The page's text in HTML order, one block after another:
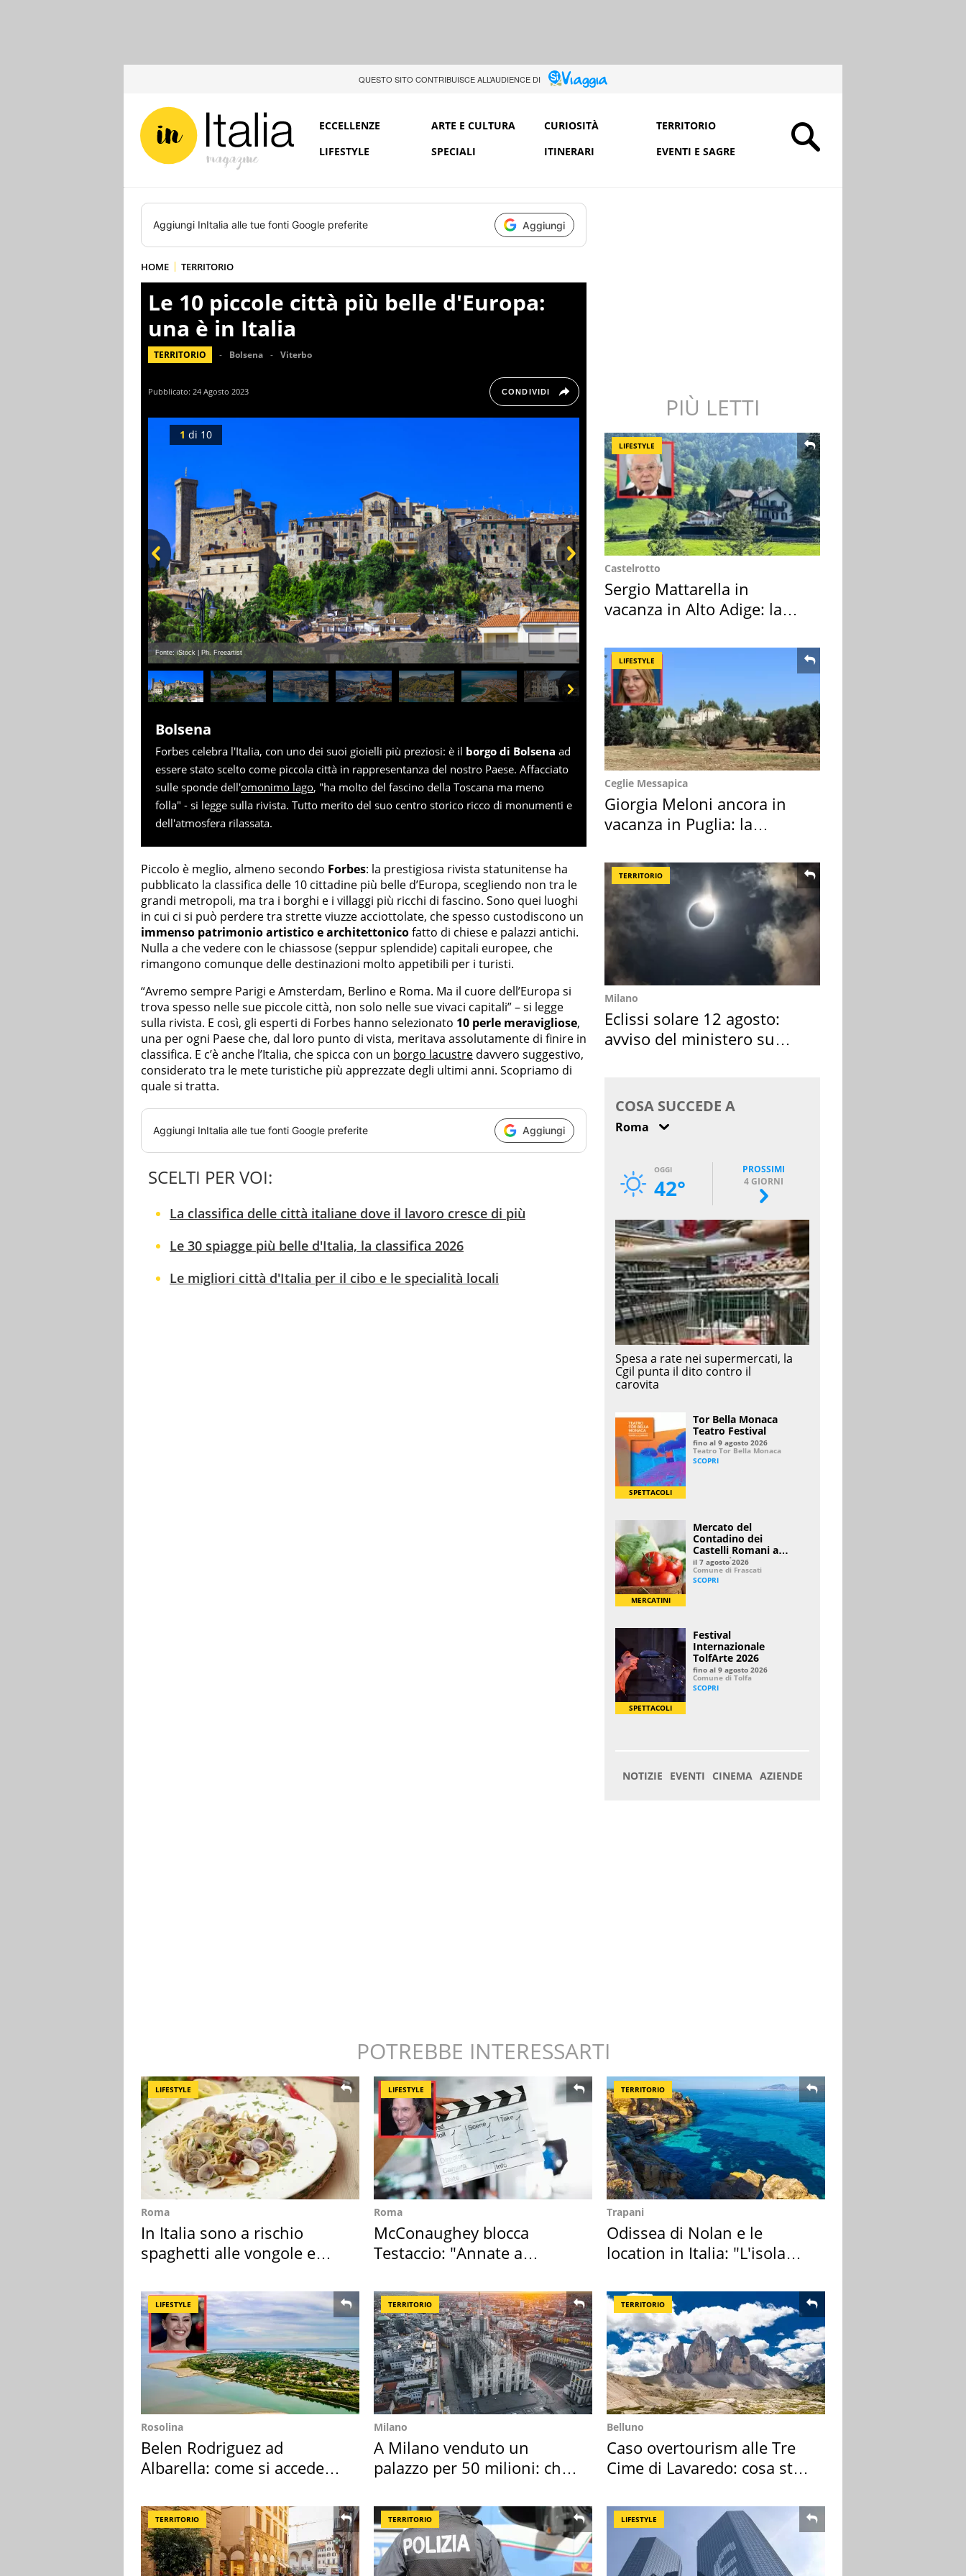
QUESTO SITO CONTRIBUISCE ALL’AUDIENCE DI
ECCELLENZE ARTE E CULTURA CURIOSITÀ
TERRITORIO
LIFESTYLE
SPECIALI ITINERARI EVENTI E SAGRE
Aggiungi InItalia alle tue fonti Google preferite Aggiungi
HOME TERRITORIO
Le 10 piccole città più belle d'Europa:
una è in Italia
TERRITORIO Bolsena Viterbo
Pubblicato: 24 Agosto 2023 CONDIVIDI
Fonte: iStock | Ph. Freeartist
Prev Next
1 di 10
Bolsena
Forbes celebra l'Italia, con uno dei suoi gioielli più preziosi: è il borgo di Bolsena ad
essere stato scelto come piccola città in rappresentanza del nostro Paese. Affacciato
sulle sponde dell'omonimo lago, "ha molto del fascino della Toscana ma meno
folla" - si legge sulla rivista. Tutto merito del suo centro storico ricco di monumenti e
dell'atmosfera rilassata.
Piccolo è meglio, almeno secondo Forbes: la prestigiosa rivista statunitense ha
pubblicato la classifica delle 10 cittadine più belle d’Europa, scegliendo non tra le
grandi metropoli, ma tra i borghi e i villaggi più ricchi di fascino. Sono quei luoghi
in cui ci si può perdere tra strette viuzze acciottolate, che spesso custodiscono un
immenso patrimonio artistico e architettonicofatto di chiese e palazzi antichi.
Nulla a che vedere con le chiassose (seppur splendide) capitali europee, che
rimangono comunque delle destinazioni molto appetibili per i turisti.
“Avremo sempre Parigi e Amsterdam, Berlino e Roma. Ma il cuore dell’Europa si
trova spesso nelle sue piccole città, non solo nelle sue vivaci capitali” – si legge
sulla rivista. E così, gli esperti di Forbes hanno selezionato 10 perle meravigliose,
una per ogni Paese che, dal loro punto di vista, meritava assolutamente di finire in
classifica. E c’è anche l’Italia, che spicca con un borgo lacustre davvero suggestivo,
considerato tra le mete turistiche più apprezzate degli ultimi anni. Scopriamo di
quale si tratta.
Aggiungi InItalia alle tue fonti Google preferite Aggiungi
SCELTI PER VOI:
La classifica delle città italiane dove il lavoro cresce di più
Le 30 spiagge più belle d'Italia, la classifica 2026
Le migliori città d'Italia per il cibo e le specialità locali
PIÙ LETTI
LIFESTYLE
Castelrotto
Sergio Mattarella in
vacanza in Alto Adige: la
LIFESTYLE
Ceglie Messapica
Giorgia Meloni ancora in
vacanza in Puglia: la
TERRITORIO
Milano
Eclissi solare 12 agosto:
avviso del ministero su
POTREBBE INTERESSARTI
LIFESTYLE
Roma
In Italia sono a rischio
spaghetti alle vongole e
LIFESTYLE
Roma
McConaughey blocca
Testaccio: "Annate a
TERRITORIO
Trapani
Odissea di Nolan e le
location in Italia: "L'isola
LIFESTYLE
Rosolina
Belen Rodriguez ad
Albarella: come si accede
TERRITORIO
Milano
A Milano venduto un
palazzo per 50 milioni: chi
TERRITORIO
Belluno
Caso overtourism alle Tre
Cime di Lavaredo: cosa sta
TERRITORIO TERRITORIO LIFESTYLE